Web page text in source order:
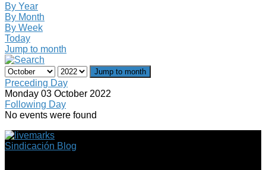
By Year
By Month
By Week
Today
Jump to month
Jump to month
Preceding Day
Monday 03 October 2022
Following Day
No events were found
Sindicación Blog